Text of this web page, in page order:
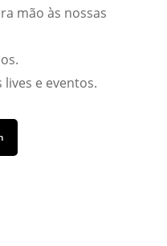
mão às nossas
e eventos.